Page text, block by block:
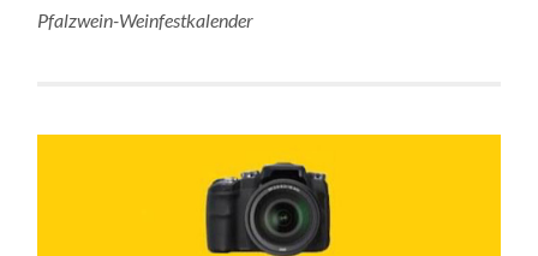
Pfalzwein-Weinfestkalender